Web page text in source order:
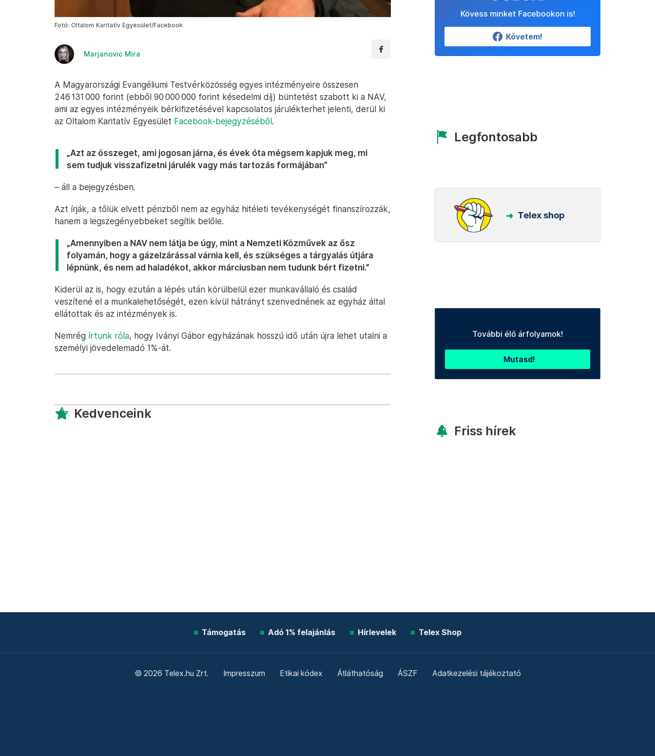
Fotó: Oltalom Karitatív Egyesület/Facebook
Marjanovic Mira
A Magyarországi Evangéliumi Testvérközösség egyes intézményeire összesen
246 131 000 forint (ebből 90 000 000 forint késedelmi díj) büntetést szabott ki a NAV,
ami az egyes intézményeik bérkifizetésével kapcsolatos járulékterhet jelenti, derül ki
az Oltalom Karitatív Egyesület Facebook-bejegyzéséből.
„Azt az összeget, ami jogosan járna, és évek óta mégsem kapjuk meg, mi
sem tudjuk visszafizetni járulék vagy más tartozás formájában”
– áll a bejegyzésben.
Azt írják, a tőlük elvett pénzből nem az egyház hitéleti tevékenységét finanszírozzák,
hanem a legszegényebbeket segítik belőle.
„Amennyiben a NAV nem látja be úgy, mint a Nemzeti Közművek az ősz
folyamán, hogy a gázelzárással várnia kell, és szükséges a tárgyalás útjára
lépnünk, és nem ad haladékot, akkor márciusban nem tudunk bért fizetni.”
Kiderül az is, hogy ezután a lépés után körülbelül ezer munkavállaló és család
veszítené el a munkalehetőségét, ezen kívül hátrányt szenvednének az egyház által
ellátottak és az intézmények is.
Nemrég írtunk róla, hogy Iványi Gábor egyházának hosszú idő után újra lehet utalni a
személyi jövedelemadó 1%-át.
Kedvenceink
Kövess minket Facebookon is!
Követem!
Legfontosabb
Telex shop
További élő árfolyamok!
Mutasd!
Friss hírek
Támogatás Adó 1% felajánlás Hírlevelek Telex Shop
© 2026 Telex.hu Zrt. Impresszum Etikai kódex Átláthatóság ÁSZF Adatkezelési tájékoztató